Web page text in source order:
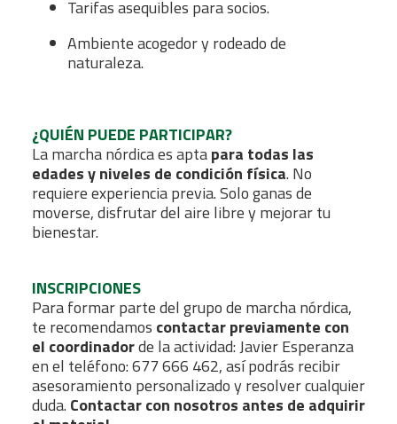
Tarifas asequibles para socios.
Ambiente acogedor y rodeado de
naturaleza.
¿QUIÉN PUEDE PARTICIPAR?
La marcha nórdica es aptapara todas las
edades y niveles de condición física. No
requiere experiencia previa. Solo ganas de
moverse, disfrutar del aire libre y mejorar tu
bienestar.
INSCRIPCIONES
Para formar parte del grupo de marcha nórdica,
te recomendamos contactar previamente con
el coordinadorde la actividad: Javier Esperanza
en el teléfono: 677 666 462, así podrás recibir
asesoramiento personalizado y resolver cualquier
duda. Contactar con nosotros antes de adquirir